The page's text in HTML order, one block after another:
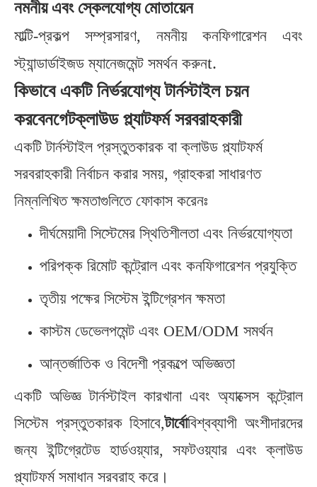
নমনীয় এবং স্কেলযোগ্য মোতায়েন
মাল্টি-প্রকল্প সম্প্রসারণ, নমনীয় কনফিগারেশন এবং
স্ট্যান্ডার্ডাইজড ম্যানেজমেন্ট সমর্থন করুনt.
কিভাবে একটি নির্ভরযোগ্য টার্নস্টাইল চয়ন
করবেনগেটক্লাউড প্ল্যাটফর্ম সরবরাহকারী
একটি টার্নস্টাইল প্রস্তুতকারক বা ক্লাউড প্ল্যাটফর্ম
সরবরাহকারী নির্বাচন করার সময়, গ্রাহকরা সাধারণত
নিম্নলিখিত ক্ষমতাগুলিতে ফোকাস করেনঃ
দীর্ঘমেয়াদী সিস্টেমের স্থিতিশীলতা এবং নির্ভরযোগ্যতা
পরিপক্ক রিমোট কন্ট্রোল এবং কনফিগারেশন প্রযুক্তি
তৃতীয় পক্ষের সিস্টেম ইন্টিগ্রেশন ক্ষমতা
কাস্টম ডেভেলপমেন্ট এবং OEM/ODM সমর্থন
আন্তর্জাতিক ও বিদেশী প্রকল্পে অভিজ্ঞতা
একটি অভিজ্ঞ টার্নস্টাইল কারখানা এবং অ্যাক্সেস কন্ট্রোল
সিস্টেম প্রস্তুতকারক হিসাবে,টার্বোবিশ্বব্যাপী অংশীদারদের
জন্য ইন্টিগ্রেটেড হার্ডওয়্যার, সফটওয়্যার এবং ক্লাউড
প্ল্যাটফর্ম সমাধান সরবরাহ করে।